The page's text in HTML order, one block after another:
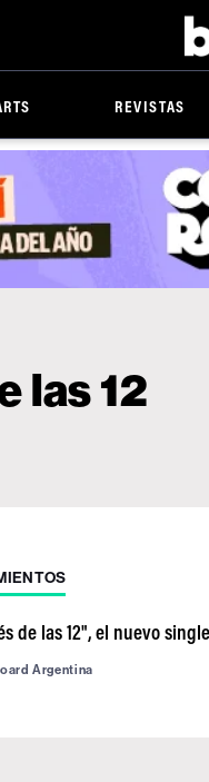
REVISTAS
las 12
de las 12", el nuevo
Argentina